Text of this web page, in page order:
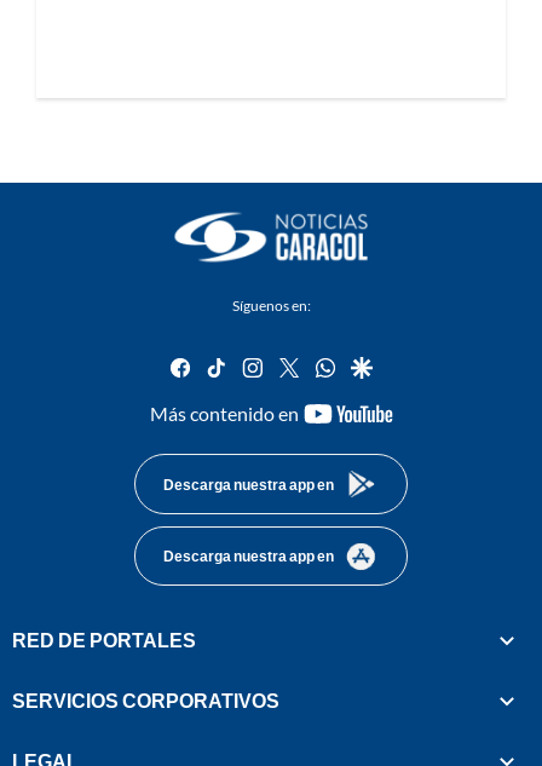
Síguenos en:
facebook
tiktok instagram
twitterwhatsapp
google
Más contenido en
youtube-
Descarga nuestra app en
Descarga nuestra app en
RED DE PORTALES
SERVICIOS CORPORATIVOS
LEGAL